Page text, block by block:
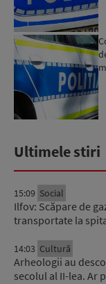
Ultimele stiri
15:09 Social
Ilfov: Scăpare de
transportate la
14:03 Cultură
Arheologii au
secolul al II-lea. Ar